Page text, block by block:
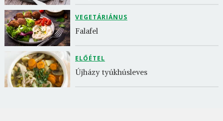
VEGETÁRIÁNUS
Falafel
ELŐÉTEL
Újházy tyúkhúsleves